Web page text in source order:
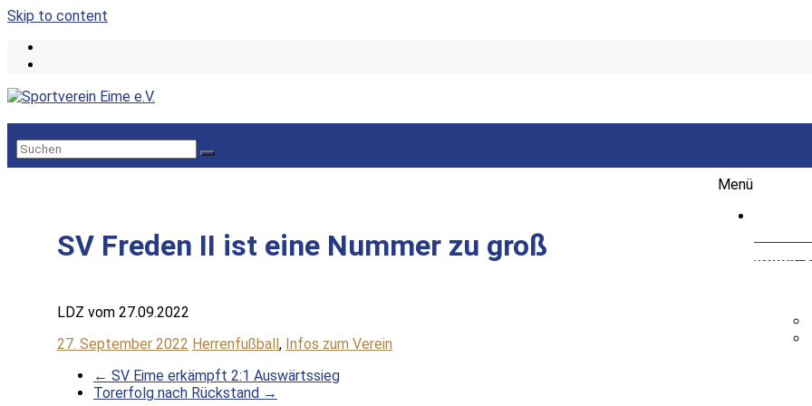
Skip to content
Menü
Unser
Fußball
SV Freden II ist eine Nummer zu groß
LDZ vom 27.09.2022
27. September 2022 Herrenfußball, Infos zum Verein
← SV Eime erkämpft 2:1 Auswärtssieg
Torerfolg nach Rückstand →